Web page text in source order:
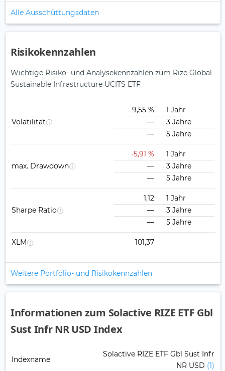
Alle Ausschüttungsdaten
Risikokennzahlen
Wichtige Risiko- und Analysekennzahlen zum Rize Global
Sustainable Infrastructure UCITS ETF
Volatilität
9,55 %
1 Jahr
—
3 Jahre
—
5 Jahre
max. Drawdown
-5,91 %
1 Jahr
—
3 Jahre
—
5 Jahre
Sharpe Ratio
1,12
1 Jahr
—
3 Jahre
—
5 Jahre
XLM 101,37
Weitere Portfolio- und Risikokennzahlen
Informationen zum Solactive RIZE ETF Gbl
Sust Infr NR USD Index
Indexname
Solactive RIZE ETF Gbl Sust Infr
NR USD (1)